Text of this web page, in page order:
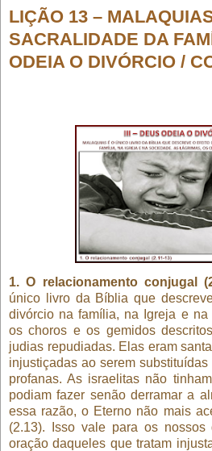
LIÇÃO 13 –
SACRALIDADE DA
ODEIA O DIVÓRCIO /
1. O relacionamento conjugal
único livro da Bíblia que
divórcio na família, na Igreja e na
os choros e os gemidos
judias repudiadas. Elas eram
injustiçadas ao serem
profanas. As israelitas não
podiam fazer senão derramar a
essa razão, o Eterno não mais
(2.13). Isso vale para os
oração daqueles que tratam